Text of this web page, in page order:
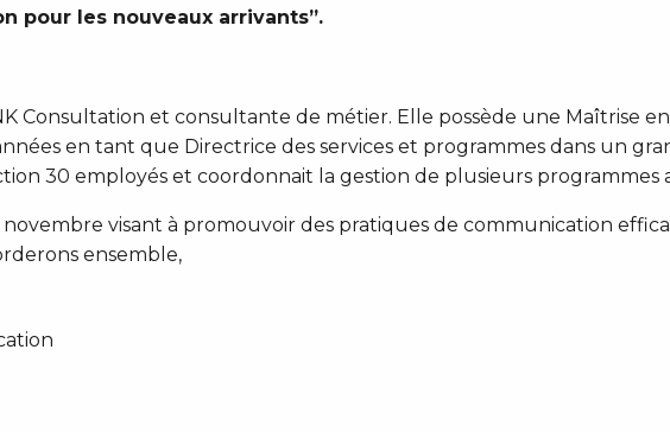
pour les nouveaux arrivants”.
Consultation et consultante de métier. Elle possède une Maîtrise
en tant que Directrice des services et programmes dans un
30 employés et coordonnait la gestion de plusieurs programmes
visant à promouvoir des pratiques de communication
ensemble,